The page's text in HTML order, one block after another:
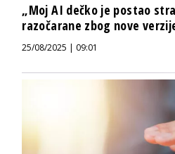
„Moj AI dečko je postao
razočarane zbog nove
25/08/2025 | 09:01